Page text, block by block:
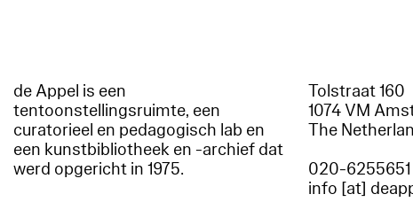
de Appel is een
tentoonstellingsruimte, een
curatorieel en pedagogisch lab en
een kunstbibliotheek en -archief dat
werd opgericht in 1975.
Tolstraat 160
1074 VM
The
020-6255651
info [at]